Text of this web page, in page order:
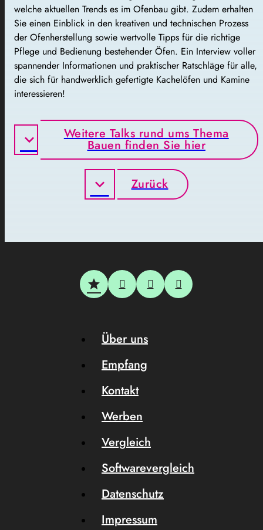
welche aktuellen Trends es im Ofenbau gibt. Zudem erhalten
Sie einen Einblick in den kreativen und technischen Prozess
der Ofenherstellung sowie wertvolle Tipps für die richtige
Pflege und Bedienung bestehender Öfen. Ein Interview voller
spannender Informationen und praktischer Ratschläge für alle,
die sich für handwerklich gefertigte Kachelöfen und Kamine
interessieren!
Weitere Talks rund ums Thema
Bauen finden Sie hier
Zurück
Über uns
Empfang
Kontakt
Werben
Vergleich
Softwarevergleich
Datenschutz
Impressum